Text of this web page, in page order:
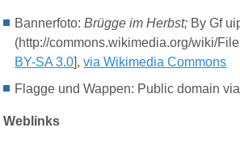
Bannerfoto: BrüggeimHerbst; ByGf
(http://commons.wikimedia.org/wiki/
BY-SA 3.0],via Wikimedia Commons
Flagge und Wappen: Public domain via
Weblinks